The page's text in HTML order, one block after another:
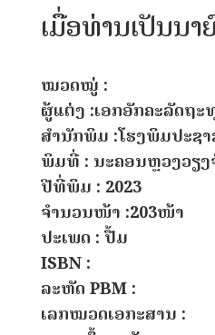
ເມື່ອທ່ານເປັນນາ
ໝວດໝູ່ :
ຜູ້ແຕ່ງ :ເອກອັກຄະລັດຖ
ສຳນັກພິມ :ໂຮງພິມປະຊ
ພິມທີ່ : ນະຄອນຫຼວງວຽງ
ປີທີ່ພິມ : 2023
ຈຳນວນໜ້າ :203ໜ້າ
ປະເພດ : ປື້ມ
ISBN :
ລະຫັດ PBM :
ເລກໝວດເອກະສານ :